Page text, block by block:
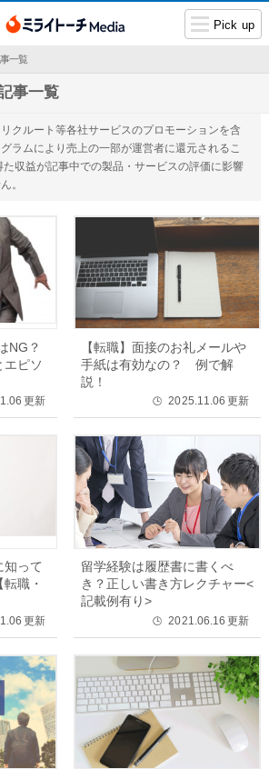
Pick up
一覧
事一覧
クルート等各社サービスのプロモーションを含
ラムにより売上の一部が運営者に還元されるこ
た収益が記事中での製品・サービスの評価に影響
。
NG？
エピソ
更新
【転職】面接のお礼メールや
手紙は有効なの？ 例で解
説！
🕒 2025.11.06 更新
知って
職・
更新
留学経験は履歴書に書くべ
き？正しい書き方レクチャー<
記載例有り>
🕒 2021.06.16 更新